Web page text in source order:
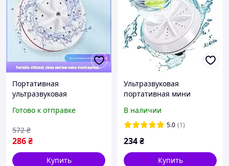
Портативная
ультразвуковая
мини машинка для
Готово к отправке
286₴
572 ₴
Купить
Ультразвуковая
портативная мини
Ultrasonic Turbine Wash
Машинка для стирки от
В наличии
5.0 (1)
234₴
Купить